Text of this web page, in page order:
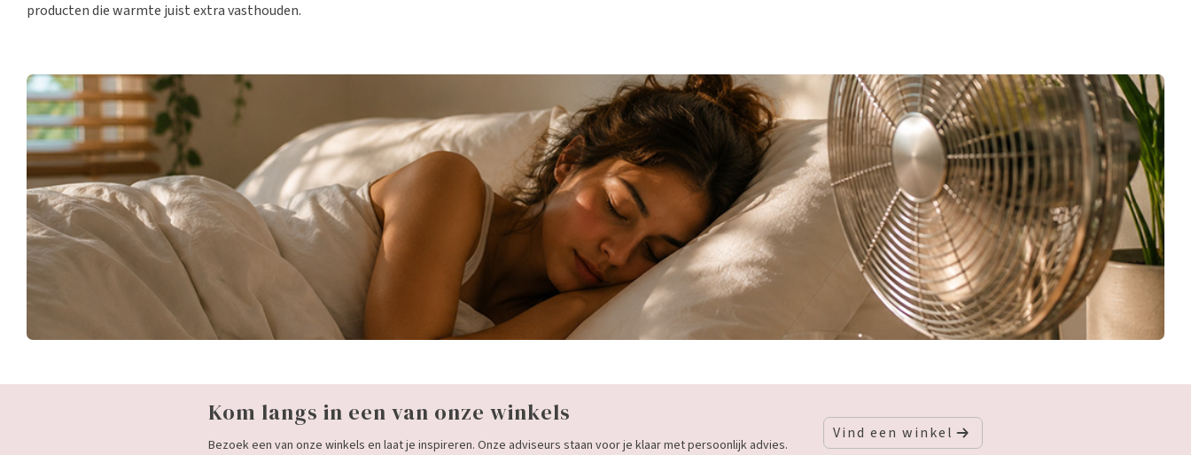
producten die warmte juist extra vasthouden.
Kom langs in een van onze winkels
Bezoek een van onze winkels en laat je inspireren. Onze adviseurs staan voor je klaar met persoonlijk advies.
Vind een winkel